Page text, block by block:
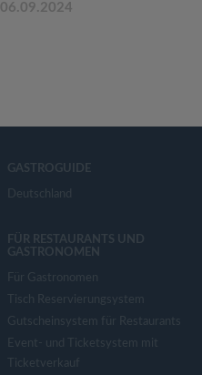
06.09.2024
GASTROGUIDE
Deutschland
FÜR RESTAURANTS UND
GASTRONOMEN
Für Gastronomen
Tisch Reservierungsystem
Gutscheinsystem für Restaurants
Event- und Ticketsystem mit
Ticketverkauf